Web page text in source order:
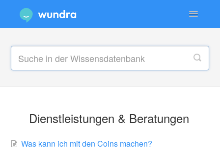
Toggle
Konto & Anmeldung
Technische Probleme & Support
Dienstleistungen & Beratungen
Was kann ich mit den Coins machen?